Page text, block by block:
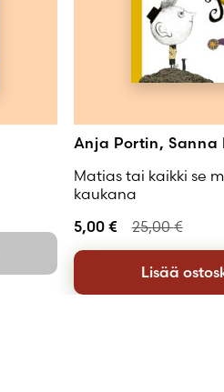
Anja Portin, Sanna
Matias tai kaikki se
kaukana
5,00 € 25,00€
Lisää